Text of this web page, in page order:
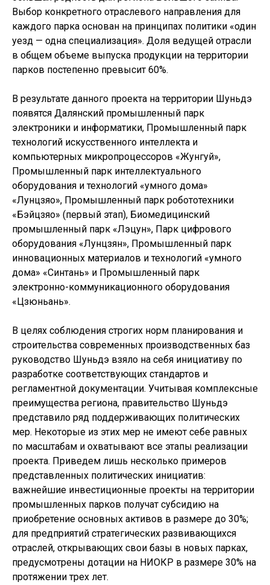
Выбор конкретного отраслевого направления для
каждого парка основан на принципах политики «один
уезд — одна специализация». Доля ведущей отрасли
в общем объеме выпуска продукции на территории
парков постепенно превысит 60%.
В результате данного проекта на территории Шуньдэ
появятся Далянский промышленный парк
электроники и информатики, Промышленный парк
технологий искусственного интеллекта и
компьютерных микропроцессоров «Жунгуй»,
Промышленный парк интеллектуального
оборудования и технологий «умного дома»
«Лунцзяо», Промышленный парк робототехники
«Бэйцзяо» (первый этап), Биомедицинский
промышленный парк «Лэцун», Парк цифрового
оборудования «Лунцзян», Промышленный парк
инновационных материалов и технологий «умного
дома» «Синтань» и Промышленный парк
электронно-коммуникационного оборудования
«Цзюньань».
В целях соблюдения строгих норм планирования и
строительства современных производственных баз
руководство Шуньдэ взяло на себя инициативу по
разработке соответствующих стандартов и
регламентной документации. Учитывая комплексные
преимущества региона, правительство Шуньдэ
представило ряд поддерживающих политических
мер. Некоторые из этих мер не имеют себе равных
по масштабам и охватывают все этапы реализации
проекта. Приведем лишь несколько примеров
представленных политических инициатив:
важнейшие инвестиционные проекты на территории
промышленных парков получат субсидию на
приобретение основных активов в размере до 30%;
для предприятий стратегических развивающихся
отраслей, открывающих свои базы в новых парках,
предусмотрены дотации на НИОКР в размере 30% на
протяжении трех лет.